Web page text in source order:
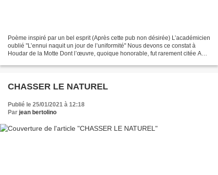
Poème inspiré par un bel esprit (Après cette pub non désirée) L’académicien
oublié "L’ennui naquit un jour de l’uniformité" Nous devons ce constat à
Houdar de la Motte Dont l’œuvre, quoique honorable, fut rarement citée A
CHASSER LE NATUREL
Publié le 25/01/2021 à 12:18
Par jean bertolino